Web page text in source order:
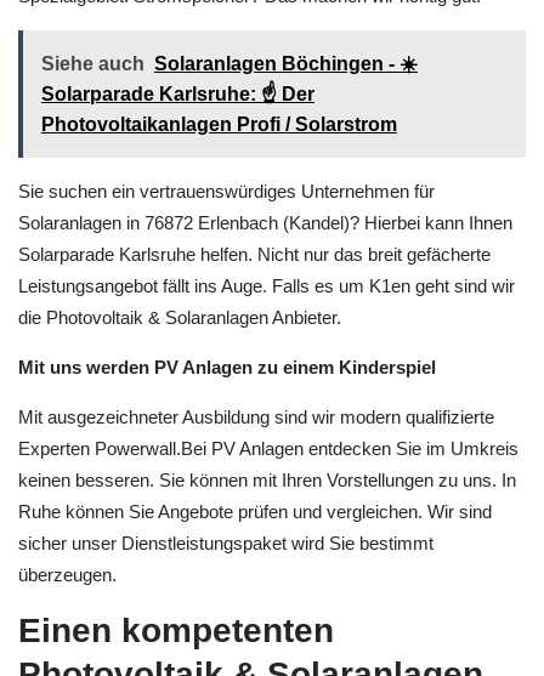
Spezialgebiet! Stromspeicher? Das machen wir richtig gut!
Siehe auch Solaranlagen Böchingen - ☀️
Photovoltaikanlagen Profi / Solarstrom
Sie suchen ein vertrauenswürdiges Unternehmen für
Solaranlagen in 76872 Erlenbach (Kandel)? Hierbei kann Ihnen
Solarparade Karlsruhe helfen. Nicht nur das breit gefächerte
die Photovoltaik & Solaranlagen Anbieter.
Mit uns werden PV Anlagen zu einem Kinderspiel
Mit ausgezeichneter Ausbildung sind wir modern qualifizierte
Experten Powerwall.Bei PV Anlagen entdecken Sie im Umkreis
keinen besseren. Sie können mit Ihren Vorstellungen zu uns. In
Ruhe können Sie Angebote prüfen und vergleichen. Wir sind
überzeugen.